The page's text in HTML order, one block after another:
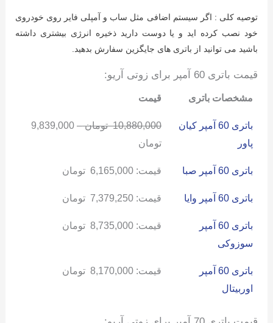
توصیه کلی : اگر سیستم اضافی مثل ساب و آمپلی فایر روی خودروی
خود نصب کرده اید و یا دوست دارید ذخیره انرژی بیشتری داشته
باشید می توانید از باتری های جایگزین سفارش بدهید.
قیمت باتری 60 آمپر برای زوتی آریو:
مشخصات باتری قیمت
باتری 60 آمپر کیان
پاور
10,880,000 تومان –
9,839,000
تومان
باتری 60 آمپر صبا قیمت: 6,165,000 تومان
باتری 60 آمپر وایا قیمت: 7,379,250 تومان
باتری 60 آمپر
سوزوکی
قیمت: 8,735,000 تومان
باتری 60 آمپر
اوربیتال
قیمت: 8,170,000 تومان